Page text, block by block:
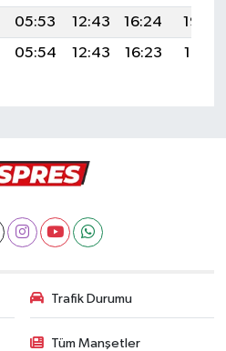
05:53 12:43 16:24
19:23
05:54 12:43 16:23 19:21
Trafik Durumu
Tüm Manşetler